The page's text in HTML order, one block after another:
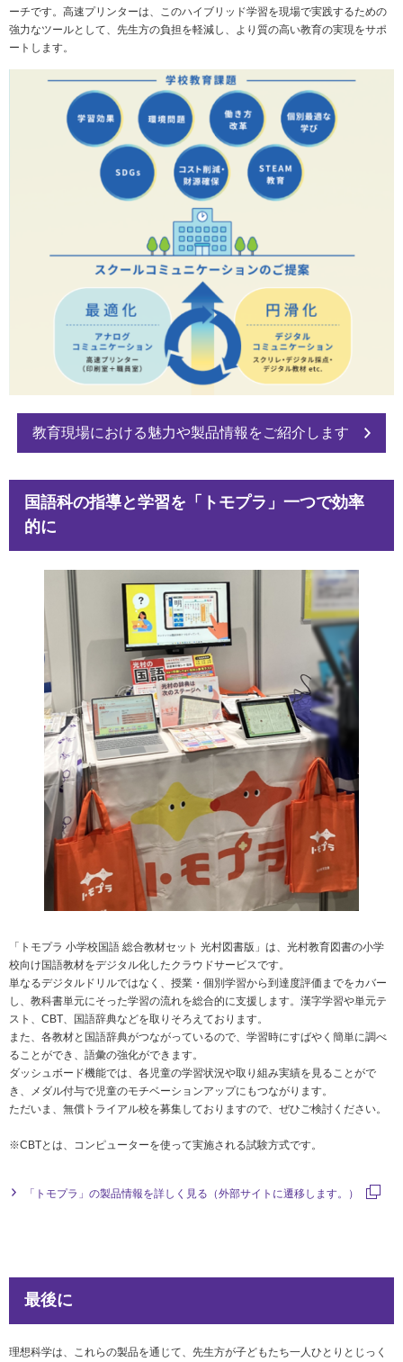
ーチです。高速プリンターは、このハイブリッド学習を現場で実践するための
強力なツールとして、先生方の負担を軽減し、より質の高い教育の実現をサポ
ートします。
教育現場における魅力や製品情報をご紹介します
国語科の指導と学習を「トモプラ」一つで効率
的に
「トモプラ 小学校国語 総合教材セット 光村図書版」は、光村教育図書の小学
校向け国語教材をデジタル化したクラウドサービスです。
単なるデジタルドリルではなく、授業・個別学習から到達度評価までをカバー
し、教科書単元にそった学習の流れを総合的に支援します。漢字学習や単元テ
スト、CBT、国語辞典などを取りそろえております。
また、各教材と国語辞典がつながっているので、学習時にすばやく簡単に調べ
ることができ、語彙の強化ができます。
ダッシュボード機能では、各児童の学習状況や取り組み実績を見ることがで
き、メダル付与で児童のモチベーションアップにもつながります。
ただいま、無償トライアル校を募集しておりますので、ぜひご検討ください。
※CBTとは、コンピューターを使って実施される試験方式です。
「トモプラ」の製品情報を詳しく見る（外部サイトに遷移します。）
最後に
理想科学は、これらの製品を通じて、先生方が子どもたち一人ひとりとじっく